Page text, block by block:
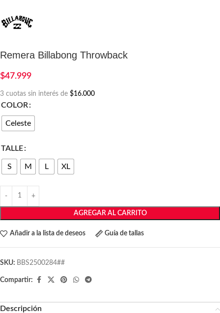
Remera Billabong Throwback
$47.999
3 cuotas sin interés de $16.000
COLOR
Celeste
TALLE
S M L XL
AGREGAR AL CARRITO
Añadir a la lista de deseos Guía de tallas
SKU: BBS2500284##
Compartir:
Descripción